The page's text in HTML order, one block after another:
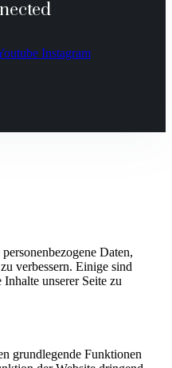
Instagram
Daten,
verbessern. Einige sind
unserer Seite zu
grundlegende Funktionen